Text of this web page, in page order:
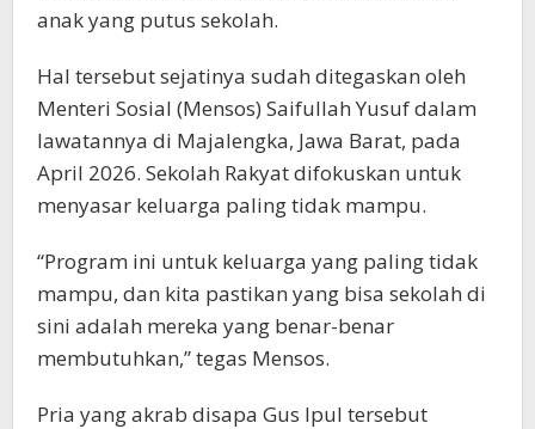
anak yang putus sekolah.
Hal tersebut sejatinya sudah ditegaskan oleh
Menteri Sosial (Mensos) Saifullah Yusuf dalam
lawatannya di Majalengka, Jawa Barat, pada
April 2026. Sekolah Rakyat difokuskan untuk
menyasar keluarga paling tidak mampu.
“Program ini untuk keluarga yang paling tidak
mampu, dan kita pastikan yang bisa sekolah di
sini adalah mereka yang benar-benar
membutuhkan,” tegas Mensos.
Pria yang akrab disapa Gus Ipul tersebut